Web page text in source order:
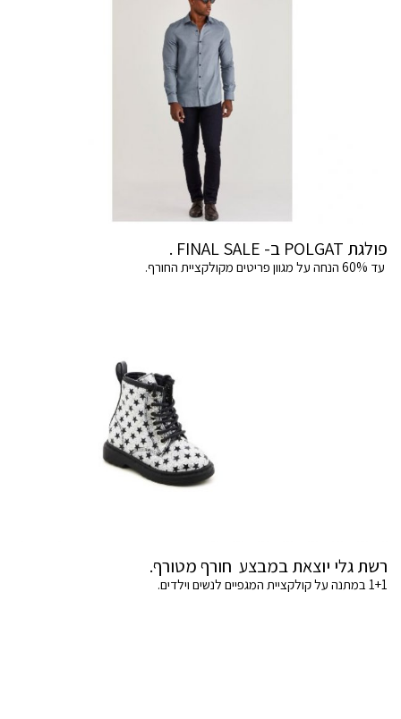
פולגת POLGAT ב- FINAL SALE .
עד 60% הנחה על מגוון פריטים מקולקציית החורף.
רשת גלי יוצאת במבצע חורף מטורף.
1+1 במתנה על קולקציית המגפיים לנשים וילדים.